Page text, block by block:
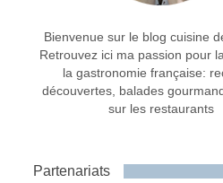
Bienvenue sur le blog cuisine
Retrouvez ici ma passion pour
la gastronomie française:
découvertes, balades
sur les restaurants
Partenariats